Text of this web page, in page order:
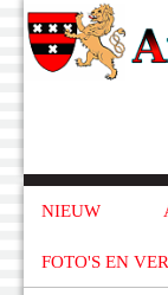
NIEUW
FOTO'S EN